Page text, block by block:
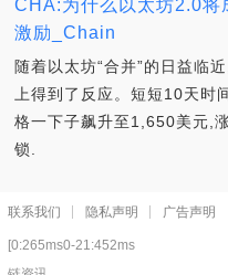
CHA:为什么以太坊2.0将
激励_Chain
随着以太坊“合并”的日益临
上得到了反应。短短10天时
格一下子飙升至1,650美元,
锁.
联系我们 隐私声明 广告声明
[0:265ms0-21:452ms